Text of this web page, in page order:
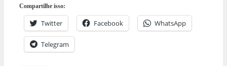
Compartilhe isso:
Twitter Facebook WhatsApp
Telegram